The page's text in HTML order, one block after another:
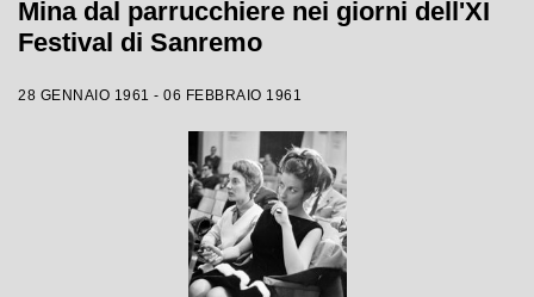
Mina dal parrucchiere nei giorni dell'XI
Festival di Sanremo
28 GENNAIO 1961 - 06 FEBBRAIO 1961